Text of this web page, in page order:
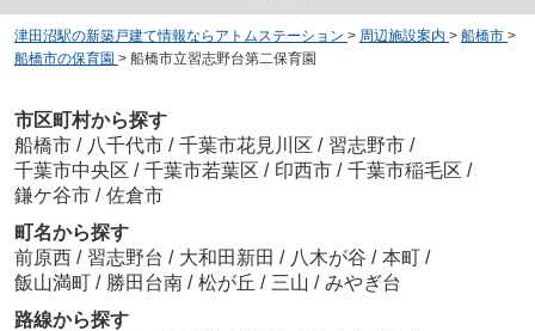
津田沼駅の新築戸建て情報ならアトムステーション > 周辺施設案内 > 船橋市 >
船橋市の保育園 > 船橋市立習志野台第二保育園
市区町村から探す
船橋市 / 八千代市 / 千葉市花見川区 / 習志野市 /
千葉市中央区 / 千葉市若葉区 / 印西市 / 千葉市稲毛区 /
鎌ケ谷市 / 佐倉市
町名から探す
前原西 / 習志野台 / 大和田新田 / 八木が谷 / 本町 /
飯山満町 / 勝田台南 / 松が丘 / 三山 / みやぎ台
路線から探す